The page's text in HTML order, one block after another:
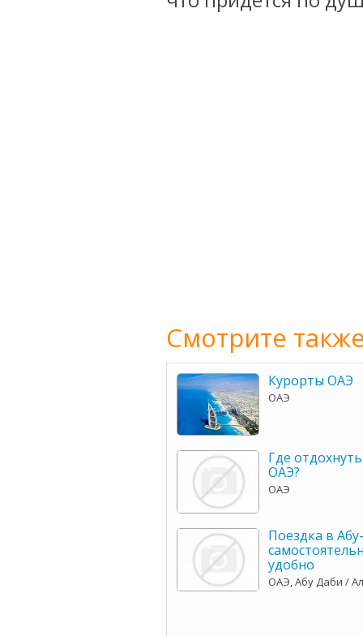
Смотрите
Курорты ОАЭ
ОАЭ
Где
ОАЭ?
ОАЭ
Поездка в
удобно
ОАЭ, Абу Даби /